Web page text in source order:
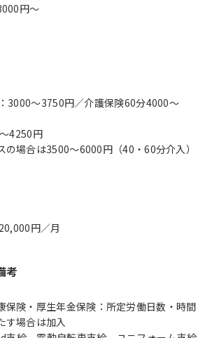
円〜
3000～3750円／介護保険60分4000～
4250円
場合は3500～6000円（40・60分介入）
円／月
考
険・厚生年金保険：所定労働日数・時間
す場合は加入